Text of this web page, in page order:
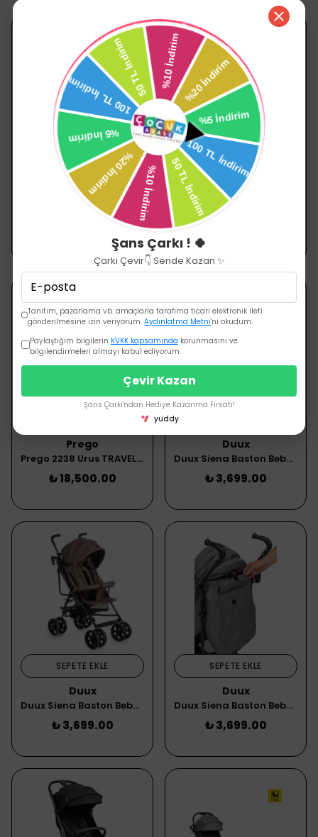
SEPETE EKLE
Prego
₺ 9,999.00
₺ 8,999.00
SEPETE EKLE
Prego
₺ 16,999.00
Prego
Prego 2238 Urus TRAVEL Bebek Arabası Bej
₺ 18,500.00
Duux
Duux Siena Baston Bebek Arabası Siyah
₺ 3,699.00
SEPETE EKLE
Duux
Duux Siena Baston Bebek Arabası Kahverengi
₺ 3,699.00
SEPETE EKLE
Duux
Duux Siena Baston Bebek Arabası Gri
₺ 3,699.00
Şans Çarkı ! 🍀
Çarkı Çevir👇 Sende Kazan ✨
Tanıtım, pazarlama vb. amaçlarla tarafıma ticari elektronik ileti
gönderilmesine izin veriyorum.Aydınlatma Metni'ni okudum.
Paylaştığım bilgilerin KVKK kapsamında korunmasını ve
bilgilendirmeleri almayı kabul ediyorum.
Çevir Kazan
Şans Çarkı'ndan Hediye Kazanma Fırsatı!
yuddy